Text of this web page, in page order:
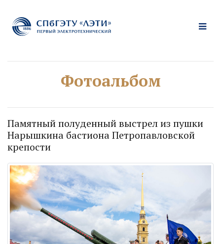
Фотоальбом
Памятный полуденный выстрел из пушки
Нарышкина бастиона Петропавловской
крепости